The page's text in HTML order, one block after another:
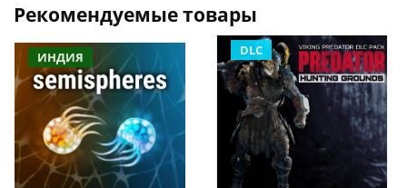
Рекомендуемые товары
ИНДИЯ DLC